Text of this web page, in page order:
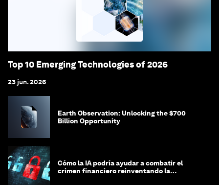
Top 10 Emerging Technologies of 2026
23 jun. 2026
Earth Observation: Unlocking the $700
Billion Opportunity
Cómo la IA podría ayudar a combatir el
crimen financiero reinventando la